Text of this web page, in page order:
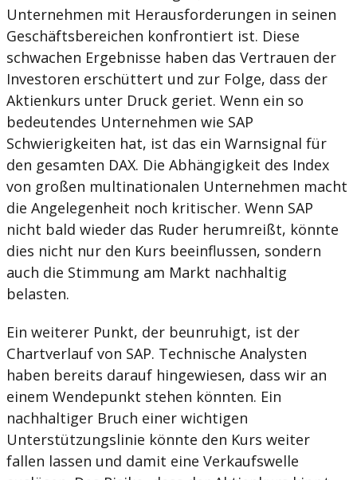
Unternehmen mit Herausforderungen in seinen
Geschäftsbereichen konfrontiert ist. Diese
schwachen Ergebnisse haben das Vertrauen der
Investoren erschüttert und zur Folge, dass der
Aktienkurs unter Druck geriet. Wenn ein so
bedeutendes Unternehmen wie SAP
Schwierigkeiten hat, ist das ein Warnsignal für
den gesamten DAX. Die Abhängigkeit des Index
von großen multinationalen Unternehmen macht
die Angelegenheit noch kritischer. Wenn SAP
nicht bald wieder das Ruder herumreißt, könnte
dies nicht nur den Kurs beeinflussen, sondern
auch die Stimmung am Markt nachhaltig
belasten.
Ein weiterer Punkt, der beunruhigt, ist der
Chartverlauf von SAP. Technische Analysten
haben bereits darauf hingewiesen, dass wir an
einem Wendepunkt stehen könnten. Ein
nachhaltiger Bruch einer wichtigen
Unterstützungslinie könnte den Kurs weiter
fallen lassen und damit eine Verkaufswelle